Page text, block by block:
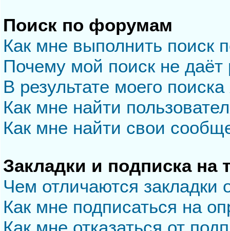
Поиск по форумам
Как мне выполнить
Почему мой поиск не даёт
В результате моего
Как мне найти
Как мне найти свои
Закладки и подписка на
Чем отличаются закладки
Как мне подписаться на